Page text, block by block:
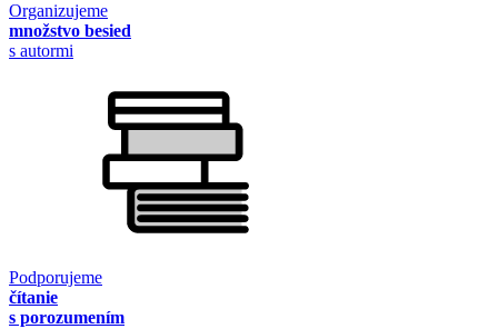
Organizujeme
množstvo besied
s autormi
Podporujeme
čítanie
s porozumením